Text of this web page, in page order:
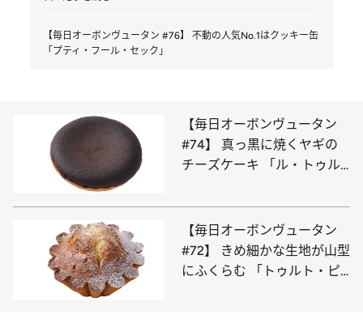
【毎日オーボンヴュータン #76】 不動の人気No.1はクッキー缶
「プティ・フール・セック」
【毎日オーボンヴュータン
#74】 真っ黒に焼くヤギの
チーズケーキ 「ル・トゥル
【毎日オーボンヴュータン
#72】 きめ細かな生地が山型
にふくらむ 「トゥルト・ピ